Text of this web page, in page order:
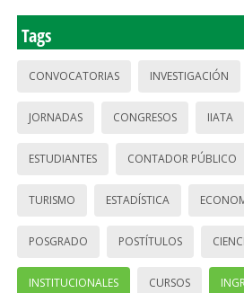
Tags
CONVOCATORIAS INVESTIGACIÓN
JORNADAS CONGRESOS IIATA
ESTUDIANTES CONTADOR PÚBLICO
TURISMO ESTADÍSTICA
POSGRADO POSTÍTULOS
INSTITUCIONALES CURSOS